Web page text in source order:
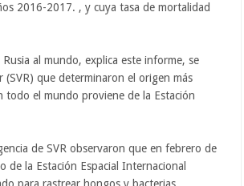
2016-2017. , y cuya tasa de mortalidad
al mundo, explica este informe, se
que determinaron el origen más
todo el mundo proviene de la Estación
de SVR observaron que en febrero de
la Estación Espacial Internacional